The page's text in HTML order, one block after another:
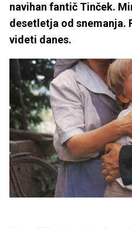
navihan fantič Tinček.
desetletja od snemanja.
videti danes.